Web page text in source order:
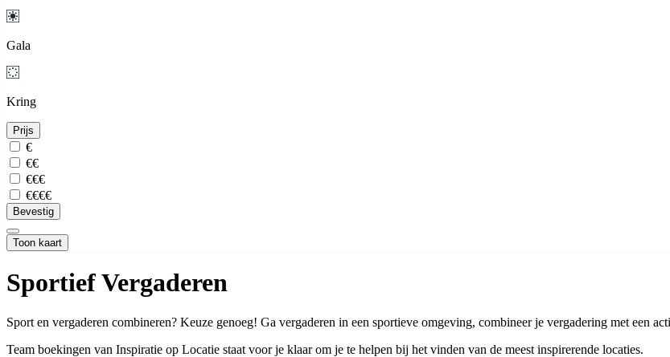
Gala
Kring
Prijs
€
€€
€€€
€€€€
Bevestig
Toon kaart
Sportief Vergaderen
Sport en vergaderen combineren? Keuze genoeg! Ga vergaderen in een sportieve omgeving, combineer je vergadering met een
Team boekingen van Inspiratie op Locatie staat voor je klaar om je te helpen bij het vinden van de meest inspirerende locaties.